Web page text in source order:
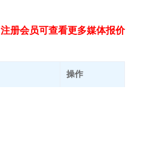
注册会员可查看更多媒体报价
操作